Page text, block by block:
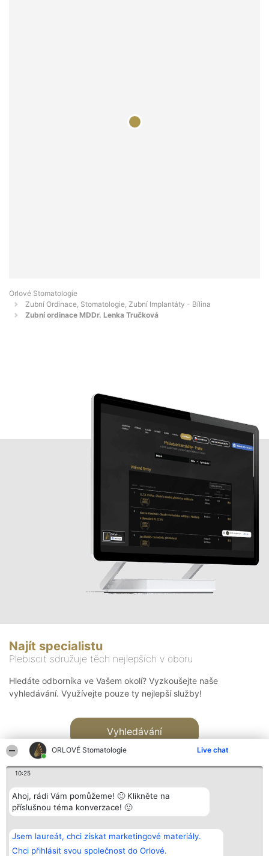
ORLOVÉ Stomatologie Live chat
10:25
Ahoj, rádi Vám pomůžeme! 🙂 Klikněte na
příslušnou téma konverzace! 🙂
Jsem laureát, chci získat marketingové materiály.
Chci přihlásit svou společnost do Orlové.
Orlové Stomatologie
Zubní Ordinace, Stomatologie, Zubní Implantáty - Bílina
Zubní ordinace MDDr. Lenka Tručková
Najít specialistu
Plebiscit sdružuje těch nejlepších v oboru
Hledáte odborníka ve Vašem okolí? Vyzkoušejte naše
vyhledávání. Využívejte pouze ty nejlepší služby!
Vyhledávání
Bright Side Solutions sp. z o.
o. sp. k.
ul. Ruska 22
Vítězové
Seznam všech
laureátů
Kontakt